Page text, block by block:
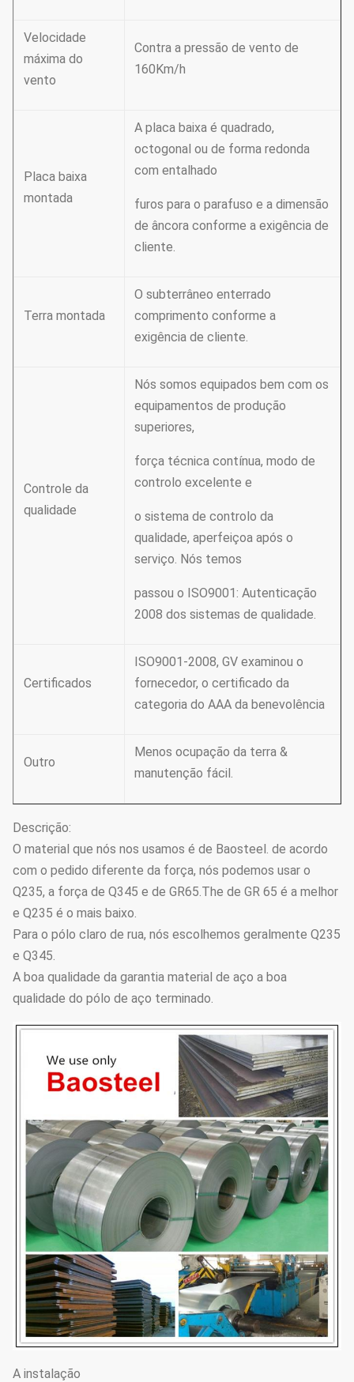
Velocidade
máxima do
vento
Contra a pressão de vento de
160Km/h
Placa baixa
montada
A placa baixa é quadrado,
octogonal ou de forma redonda
com entalhado
furos para o parafuso e a dimensão
de âncora conforme a exigência de
cliente.
Terra montada
O subterrâneo enterrado
comprimento conforme a
exigência de cliente.
Controle da
qualidade
Nós somos equipados bem com os
equipamentos de produção
superiores,
força técnica contínua, modo de
controlo excelente e
o sistema de controlo da
qualidade, aperfeiçoa após o
serviço. Nós temos
passou o ISO9001: Autenticação
2008 dos sistemas de qualidade.
Certificados
ISO9001-2008, GV examinou o
fornecedor, o certificado da
categoria do AAA da benevolência
Outro
Menos ocupação da terra &
manutenção fácil.
Descrição:
O material que nós nos usamos é de Baosteel. de acordo
com o pedido diferente da força, nós podemos usar o
Q235, a força de Q345 e de GR65.The de GR 65 é a melhor
e Q235 é o mais baixo.
Para o pólo claro de rua, nós escolhemos geralmente Q235
e Q345.
A boa qualidade da garantia material de aço a boa
qualidade do pólo de aço terminado.
A instalação